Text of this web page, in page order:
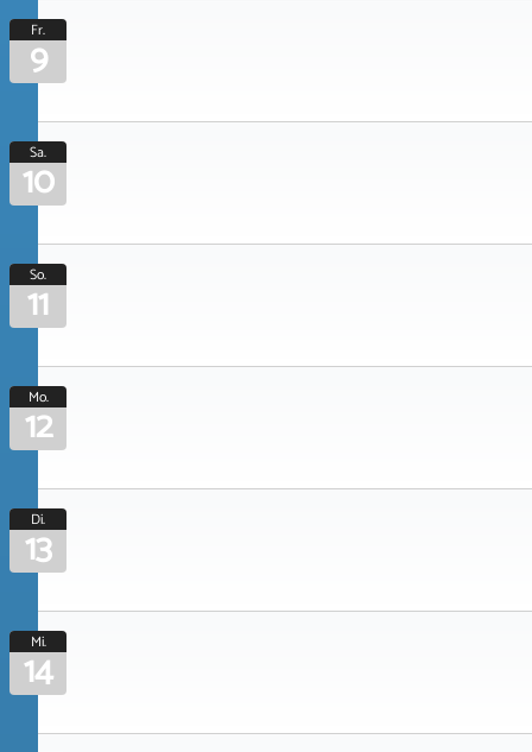
Fr.
9
Sa.
10
So.
11
Mo.
12
Di.
13
Mi.
14